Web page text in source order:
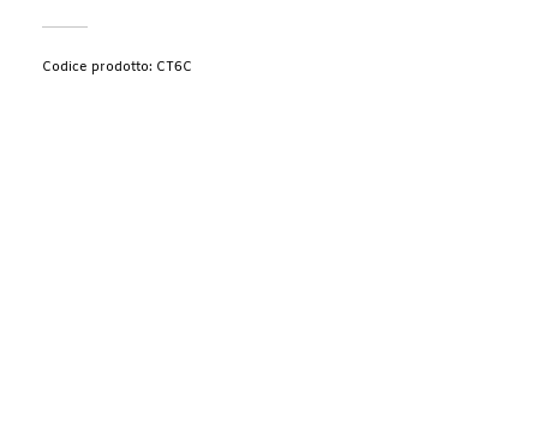
Codice prodotto: CT6C